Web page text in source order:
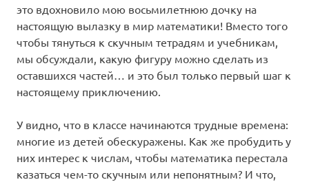
это вдохновило мою восьмилетнюю дочку на
настоящую вылазку в мир математики! Вместо того
чтобы тянуться к скучным тетрадям и учебникам,
мы обсуждали, какую фигуру можно сделать из
оставшихся частей… и это был только первый шаг к
настоящему приключению.
У видно, что в классе начинаются трудные времена:
многие из детей обескуражены. Как же пробудить у
них интерес к числам, чтобы математика перестала
казаться чем-то скучным или непонятным? И что,